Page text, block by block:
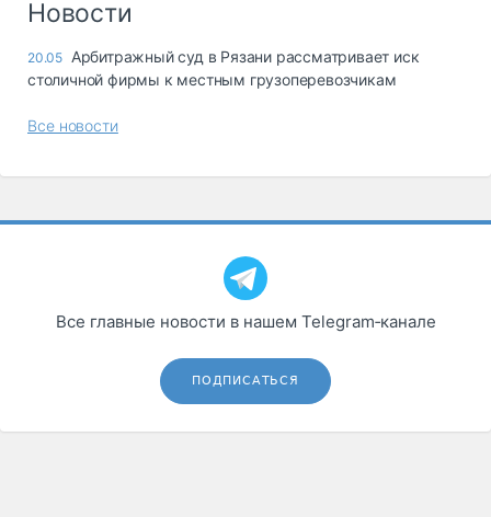
опасные грузы
грузовые
Коммерческий
транспорт
Спецтехника
Автосервис,
запчасти, шины
Дзен
Новости
20.05 Арбитражный суд в Рязани рассматривает иск
столичной фирмы к местным грузоперевозчикам
Все новости
Все главные новости в нашем Telegram‑канале
ПОДПИСАТЬСЯ